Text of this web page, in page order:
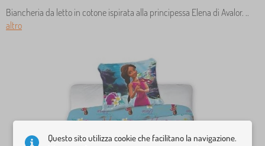
Biancheria da letto in cotone ispirata alla principessa Elena di Avalor. ..
altro
Questo sito utilizza cookie che facilitano la navigazione.